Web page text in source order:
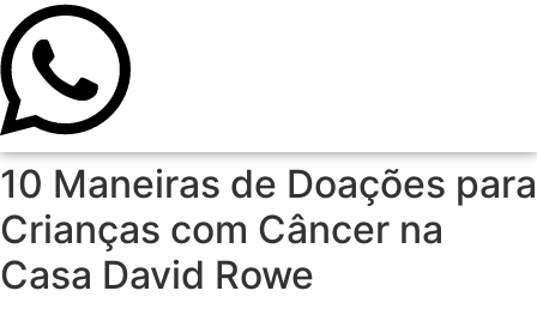
10 Maneiras de Doações para
Crianças com Câncer na
Casa David Rowe